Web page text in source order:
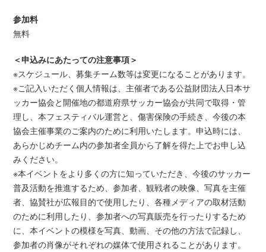
参加料
無料
＜申込みにあたっての注意事項＞
※スケジュール、募集チーム数等は変更になることがあります。
※ご記入いただく個人情報は、主催者である公益財団法人日本サ
ッカー協会と開催地の都道府県サッカー協会が共同で取得・管
理し、本フェスティバル運営と、傷害保険の手続き、今後の本
協会主催事業のご案内のために利用いたします。申込時には、
あらかじめチーム内の参加者全員から了解を得た上でお申し込
みください。
※本イベントをより多くの方に知っていただき、今後のサッカー
普及活動を推進するため、参加者、観戦者の映像、写真を主催
者、協賛社が広報目的で使用したり、各種メディアの取材活動
のために利用したり、参加者への写真販売を行ったりするため
に、本イベントの模様を写真、動画、その他の方法で記録し、
参加者の肖像がそれぞれの媒体で使用されることがあります。